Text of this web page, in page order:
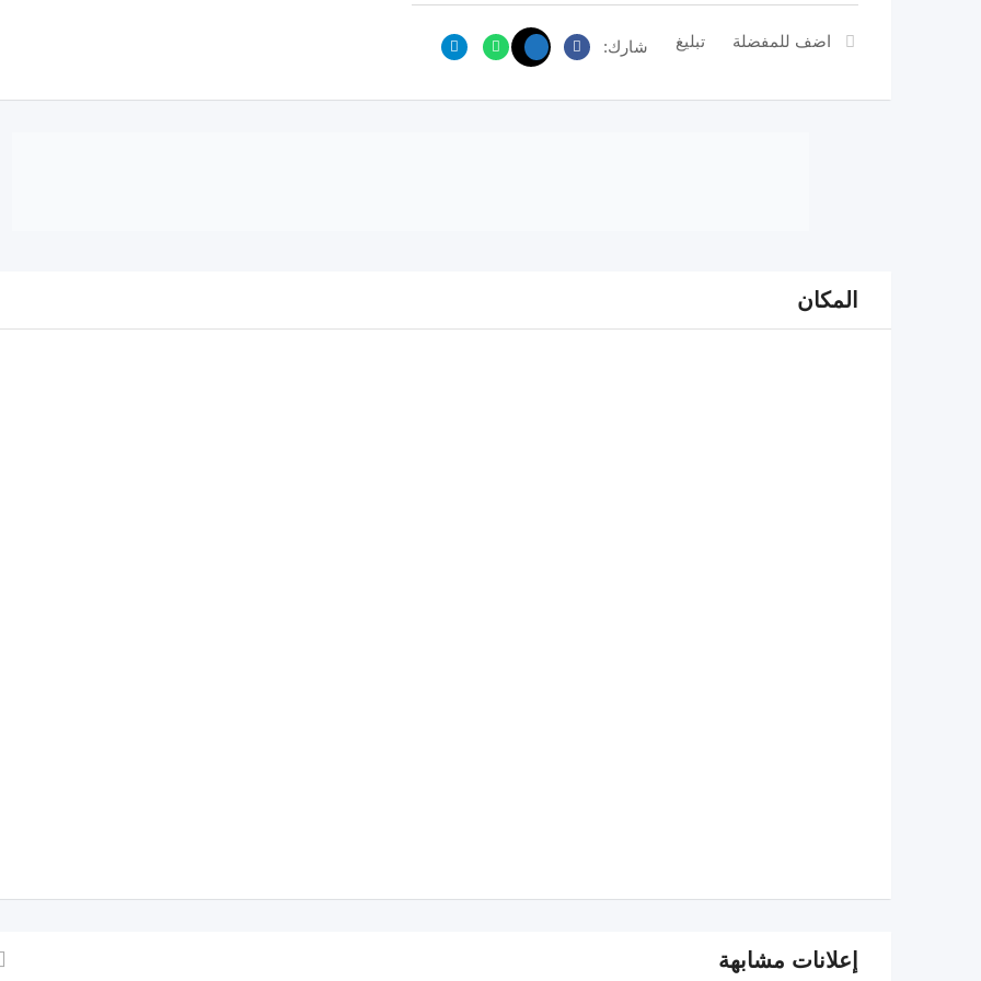
اضف للمفضلة تبليغ شارك:
المكان
إعلانات مشابهة